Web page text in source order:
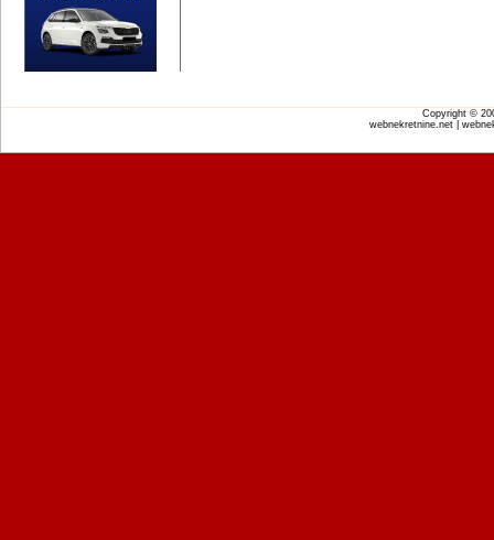
Copyright ©
webnekretnine.net |